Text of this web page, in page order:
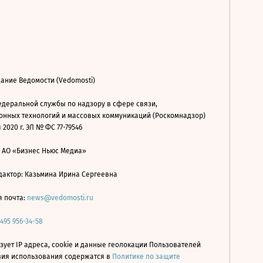
Ведомости (Vedomosti)
службы по надзору в сфере связи,
технологий и массовых коммуникаций (Роскомнадзор)
2020 г. ЭЛ № ФС 77-79546
АО «Бизнес Ньюс Медиа»
Казьмина Ирина Сергеевна
почта: news@vedomosti.ru
495 956-34-58
IP адреса, cookie и данные геолокации Пользователей
использования содержатся в Политике по защите